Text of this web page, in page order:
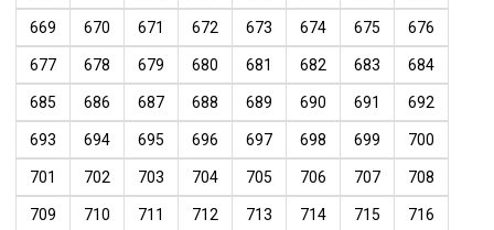
669 670 671 672 673 674 675 676
677 678 679 680 681 682 683 684
685 686 687 688 689 690 691 692
693 694 695 696 697 698 699 700
701 702 703 704 705 706 707 708
709 710 711 712 713 714 715 716